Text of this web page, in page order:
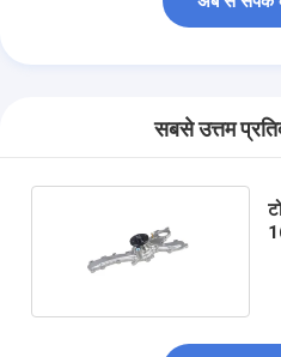
सबसे उत्तम